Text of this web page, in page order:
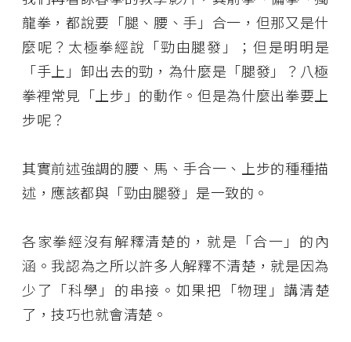
龍拳，都說要「腿、腰、手」合一，但那又是什
麼呢？太極拳經說「勁由腿發」；但是明明是
「手上」卸出去的勁，為什麼是「腿發」？八極
拳裡常見「上步」的動作。但是為什麼出拳要上
步呢？
其實前述強調的腰、馬、手合一、上步的種種描
述，應該都與「勁由腿發」是一致的。
各家拳經沒有解釋清楚的，就是「合一」的內
涵。我認為之所以許多人解釋不清楚，就是因為
少了「科學」的串接。如果把「物理」講清楚
了，技巧也就會清楚。